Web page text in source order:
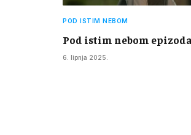
POD ISTIM NEBOM
Pod istim nebom epizoda
6. lipnja 2025.